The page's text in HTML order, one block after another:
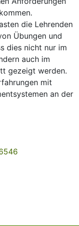
die Lehrenden
Übungen und
dies nicht nur im
auch im
gezeigt werden.
mit
an der